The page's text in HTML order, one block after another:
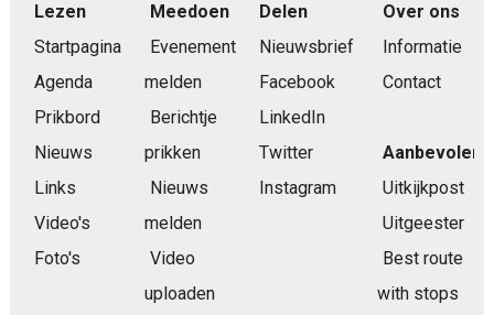
Lezen
Startpagina
Agenda
Prikbord
Nieuws
Links
Video's
Foto's
Meedoen
Evenement
melden
Berichtje
prikken
Nieuws
melden
Video
uploaden
Delen
Nieuwsbrief
Facebook
LinkedIn
Twitter
Instagram
Over ons
Informatie
Contact
Aanbevolen
Uitkijkpost
Uitgeester
Best route
with stops